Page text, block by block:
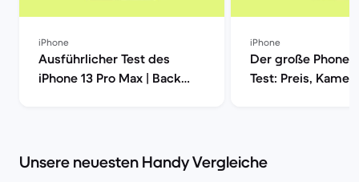
iPhone
Ausführlicher Test des
iPhone 13 Pro Max | Back
iPhone
Der große Phone
Test: Preis,
Unsere neuesten Handy Vergleiche